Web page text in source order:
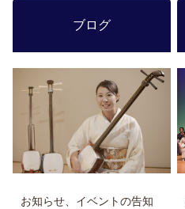
ブログ
お知らせ、イベントの告知